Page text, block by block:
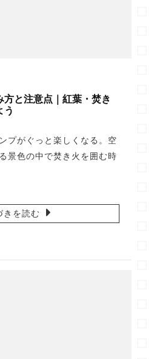
と注意点｜紅葉・焚き
う
プがぐっと楽しくなる。空
景色の中で焚き火を囲む時
きを読む